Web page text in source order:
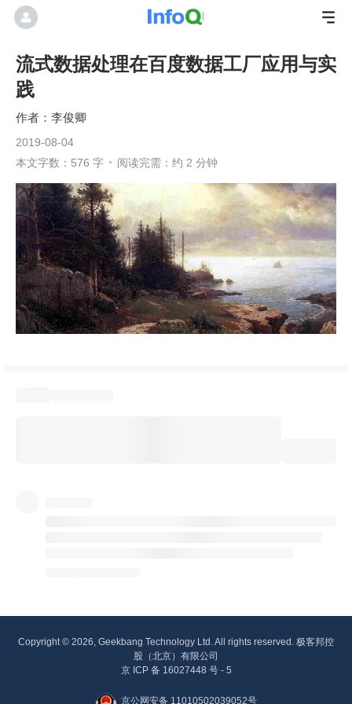
流式数据处理在百度数据工厂应用与实
践
李俊卿
2019-08-04
本文字数：576 字
阅读完需：约 2 分钟
Copyright © 2026, Geekbang Technology Ltd. All rights reserved. 极客邦控
股（北京）有限公司
京 ICP 备 16027448 号 - 5
京公网安备 11010502039052号